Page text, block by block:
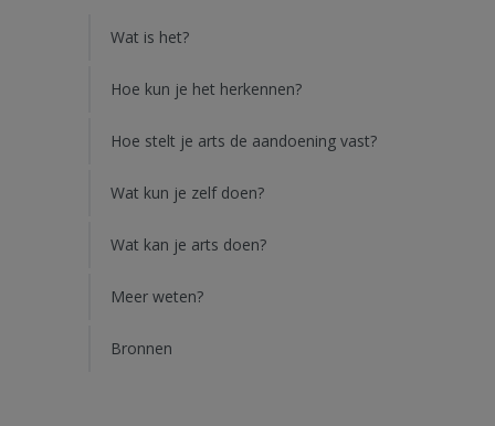
Wat is het?
Hoe kun je het herkennen?
Hoe stelt je arts de aandoening vast?
Wat kun je zelf doen?
Wat kan je arts doen?
Meer weten?
Bronnen